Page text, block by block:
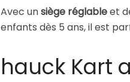
Avec unsiège réglableet
enfants dès 5 ans, il est
hauck Kart